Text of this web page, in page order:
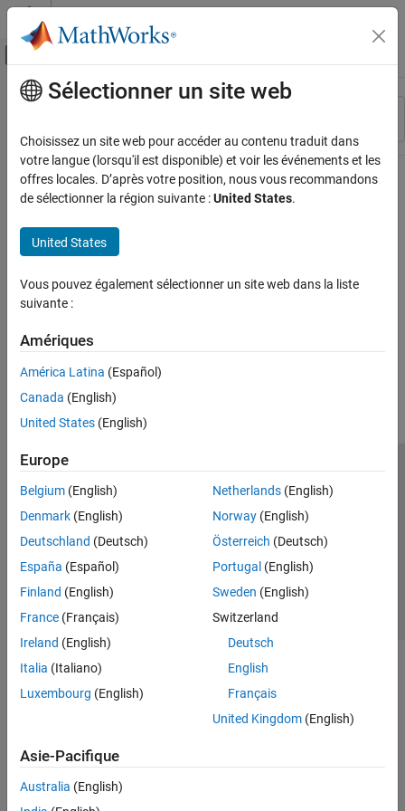
Passer au contenu
Activer/désactiver l'affichage du menu
Ressource
Contenu principal
Sélectionner un site web
Choisissez un site web pour accéder au contenu traduit dans
votre langue (lorsqu'il est disponible) et voir les événements et les
offres locales. D’après votre position, nous vous recommandons
de sélectionner la région suivante :United States.
United States
Vous pouvez également sélectionner un site web dans la liste
suivante :
Amériques
América Latina (Español)
Canada (English)
United States (English)
Europe
Belgium (English)
Denmark (English)
Deutschland (Deutsch)
España (Español)
Finland (English)
France (Français)
Ireland (English)
Italia (Italiano)
Luxembourg (English)
Netherlands(English)
Norway(English)
Österreich (Deutsch)
Portugal (English)
Sweden (English)
Switzerland
Deutsch
English
Français
United Kingdom(English)
Asie-Pacifique
Australia (English)
Lutte anti-piratage
Contacts locaux
© 1994-2026 The MathWorks, Inc.